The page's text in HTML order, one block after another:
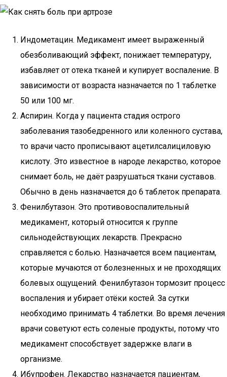
Индометацин. Медикамент имеет выраженный
обезболивающий эффект, понижает температуру,
избавляет от отека тканей и купирует воспаление. В
зависимости от возраста назначается по 1 таблетке
50 или 100 мг.
Аспирин. Когда у пациента стадия острого
заболевания тазобедренного или коленного сустава,
то врачи часто прописывают ацетилсалициловую
кислоту. Это известное в народе лекарство, которое
снимает боль, не даёт разрушаться ткани суставов.
Обычно в день назначается до 6 таблеток препарата.
Фенилбутазон. Это противовоспалительный
медикамент, который относится к группе
сильнодействующих лекарств. Прекрасно
справляется с болью. Назначается всем пациентам,
которые мучаются от болезненных и не проходящих
болевых ощущений. Фенилбутазон тормозит процесс
воспаления и убирает отёки костей. За сутки
необходимо принимать 4 таблетки. Во время лечения
врачи советуют есть соленые продукты, потому что
медикамент способствует задержке влаги в
организме.
Ибупрофен. Лекарство назначается пациентам,